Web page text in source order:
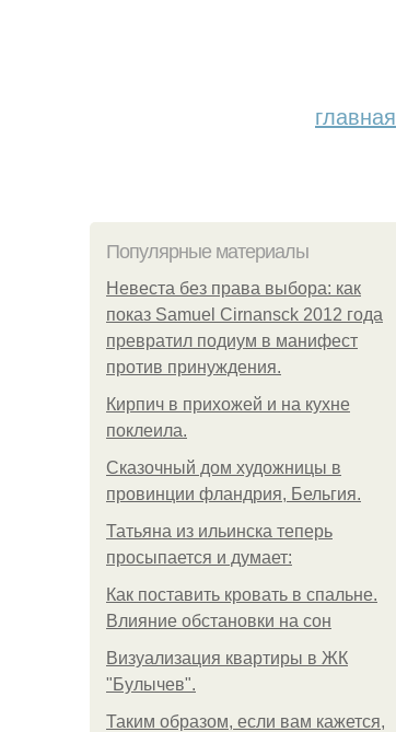
главная
Популярные материалы
Невеста без права выбора: как
показ Samuel Cirnansck 2012 года
превратил подиум в манифест
против принуждения.
Кирпич в прихожей и на кухне
поклеила.
Сказочный дом художницы в
провинции фландрия, Бельгия.
Татьяна из ильинска теперь
просыпается и думает:
Как поставить кровать в спальне.
Влияние обстановки на сон
Визуализация квартиры в ЖК
"Булычев".
Таким образом, если вам кажется,